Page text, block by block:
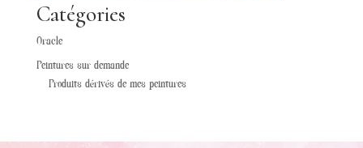
Catégories
Oracle
Peintures sur demande
Produits dérivés de mes peintures